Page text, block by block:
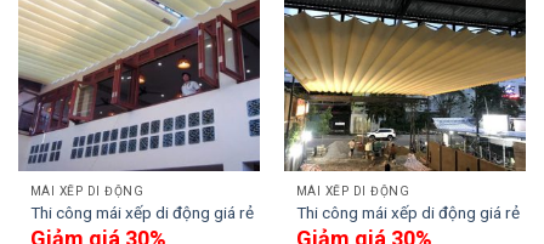
MÁI XẾP DI ĐỘNG
Thi công mái xếp di động giá rẻ
Giảm giá 30%
MÁI XẾP DI ĐỘNG
Thi công mái xếp di động giá rẻ
Giảm giá 30%